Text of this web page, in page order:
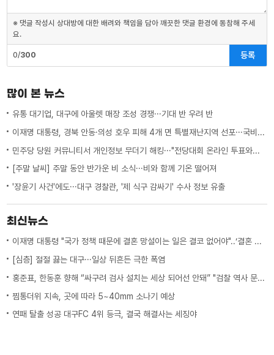
※ 댓글 작성시 상대방에 대한 배려와 책임을 담아 깨끗한 댓글 환경에 동참해 주세
요.
0/300 등록
많이 본 뉴스
유통 대기업, 대구에 아울렛 매장 조성 경쟁···기대 반 우려 반
이재명 대통령, 경북 안동·의성 호우 피해 4개 면 특별재난지역 선포···국비 추가 지원
민주당 당원 커뮤니티서 개인정보 무더기 해킹···"전당대회 온라인 투표와는 무관"
[주말 날씨] 주말 동안 반가운 비 소식···비와 함께 기온 떨어져
'장윤기 사건'에도···대구 경찰관, '제 식구 감싸기' 수사 정보 유출
최신뉴스
이재명 대통령 "국가 정책 때문에 결혼 망설이는 일은 결코 없어야"..‘결혼 페널티’ 제도 상 불이익 면밀히 조사 지시
[심층] 절절 끓는 대구···일상 뒤흔든 극한 폭염
홍준표, 한동훈 향해 “싸구려 검사 설치는 세상 되어선 안돼” "검찰 역사 문 닫게 원인 제공한 원흉"
찜통더위 지속, 곳에 따라 5~40mm 소나기 예상
연패 탈출 성공 대구FC 4위 등극, 결국 해결사는 세징야